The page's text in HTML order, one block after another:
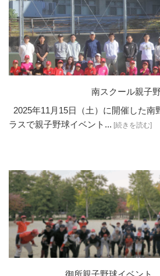
南スクール親子
2025年11月15日（土）に開催した南
ラスで親子野球イベント... [続きを読む]
御所親子野球イベント